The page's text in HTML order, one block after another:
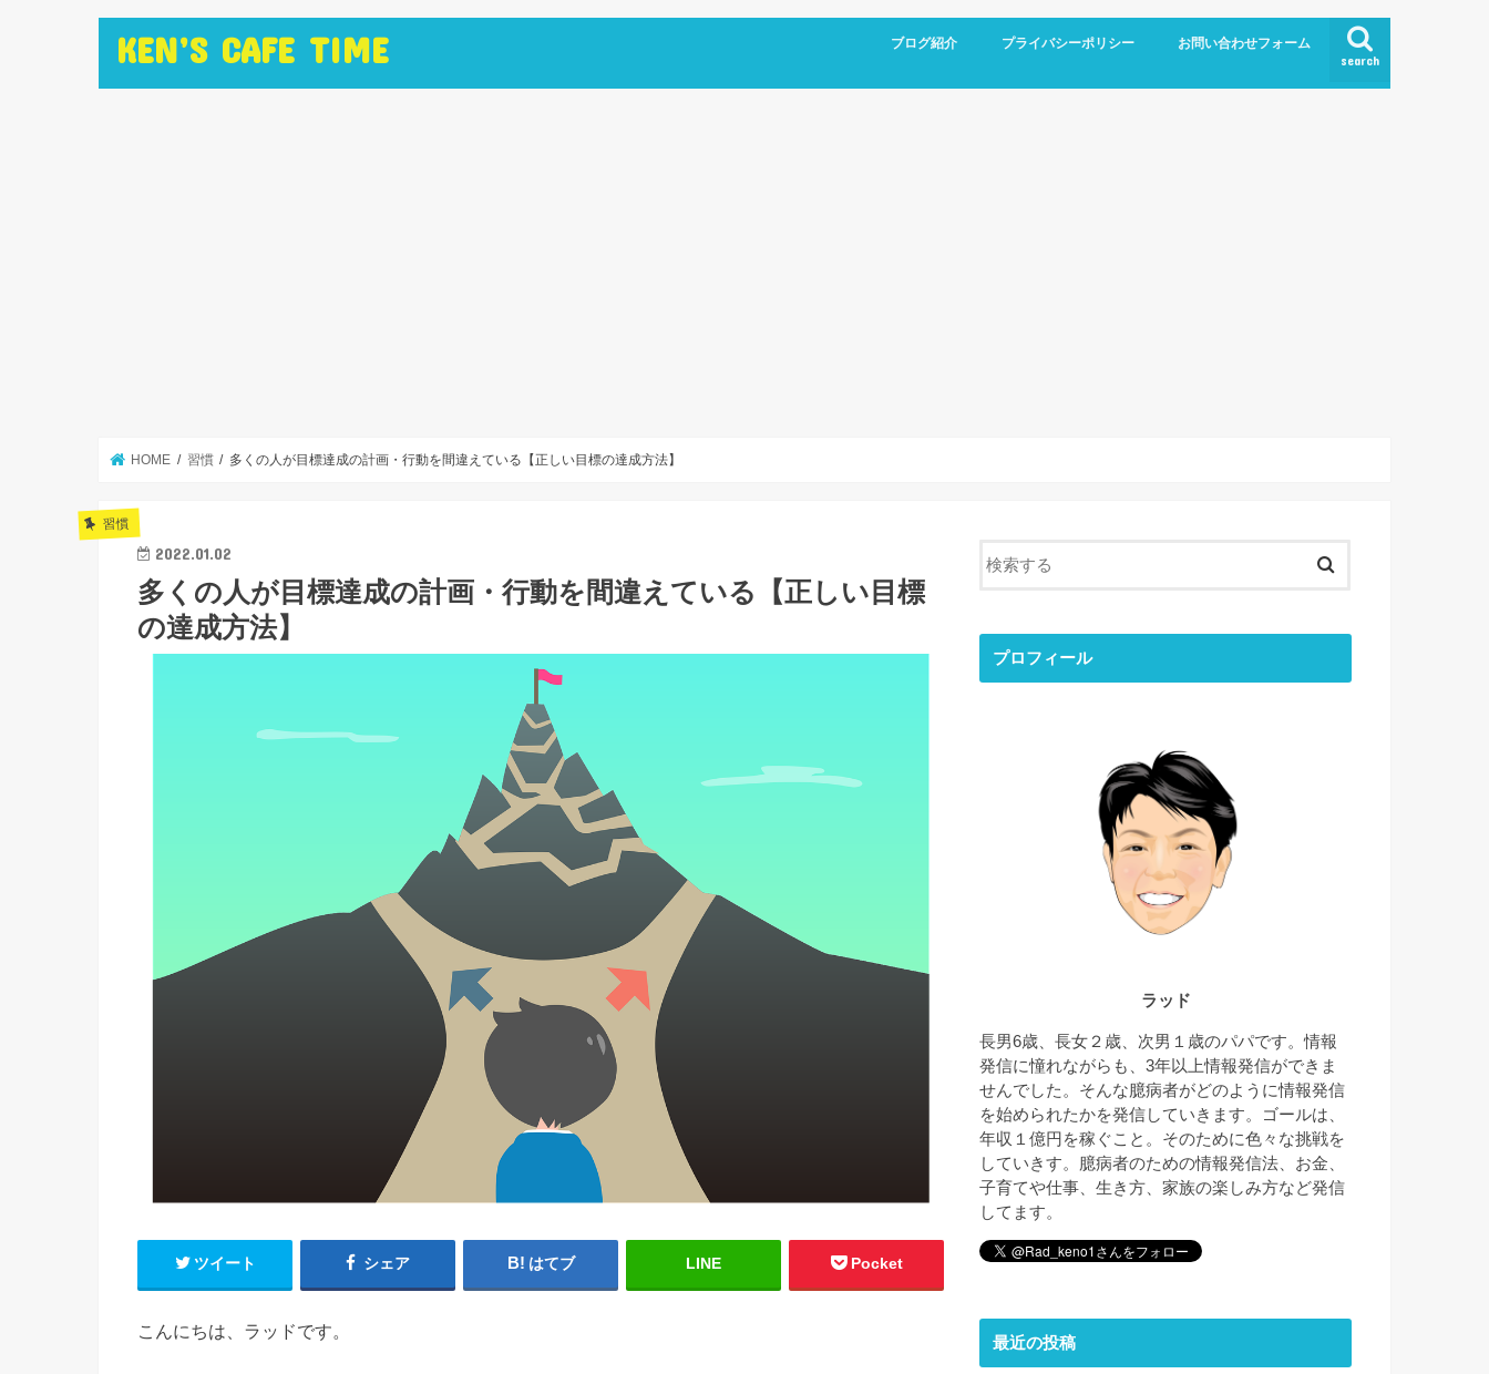
KEN’S CAFE TIME search
ブログ紹介 プライバシーポリシー お問い合わせフォーム
HOME 習慣 多くの人が目標達成の計画・行動を間違えている【正しい目標の達成方法】
習慣
2022.01.02
多くの人が目標達成の計画・行動を間違えている【正しい目標
の達成方法】
ツイート シェア はてブ LINE Pocket
こんにちは、ラッドです。
プロフィール
ラッド
長男6歳、長女２歳、次男１歳のパパです。情報
発信に憧れながらも、3年以上情報発信ができま
せんでした。そんな臆病者がどのように情報発信
を始められたかを発信していきます。ゴールは、
年収１億円を稼ぐこと。そのために色々な挑戦を
していきす。臆病者のための情報発信法、お金、
子育てや仕事、生き方、家族の楽しみ方など発信
してます。
最近の投稿